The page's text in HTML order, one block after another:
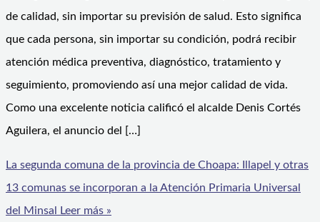
de calidad, sin importar su previsión de salud. Esto significa
que cada persona, sin importar su condición, podrá recibir
atención médica preventiva, diagnóstico, tratamiento y
seguimiento, promoviendo así una mejor calidad de vida.
Como una excelente noticia calificó el alcalde Denis Cortés
Aguilera, el anuncio del […]
La segunda comuna de la provincia de Choapa: Illapel y otras
13 comunas se incorporan a la Atención Primaria Universal
del Minsal
Leer más »